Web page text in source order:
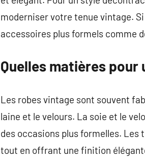
moderniser votre tenue vintage.
accessoires plus formels comme
Quelles matières pour
Les robes vintage sont souvent
laine et le velours. La soie et le
des occasions plus formelles. Les
tout en offrant une finition